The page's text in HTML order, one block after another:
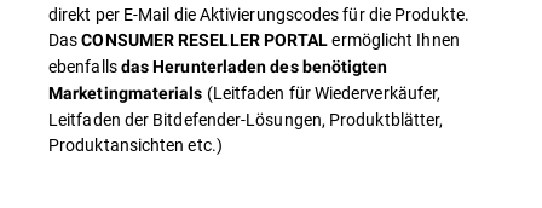
direkt per E-Mail die Aktivierungscodes für die Produkte.
DasCONSUMER RESELLER PORTALermöglicht Ihnen
ebenfallsdas Herunterladen des benötigten
Marketingmaterials (Leitfaden für Wiederverkäufer,
Leitfaden der Bitdefender-Lösungen, Produktblätter,
Produktansichten etc.)